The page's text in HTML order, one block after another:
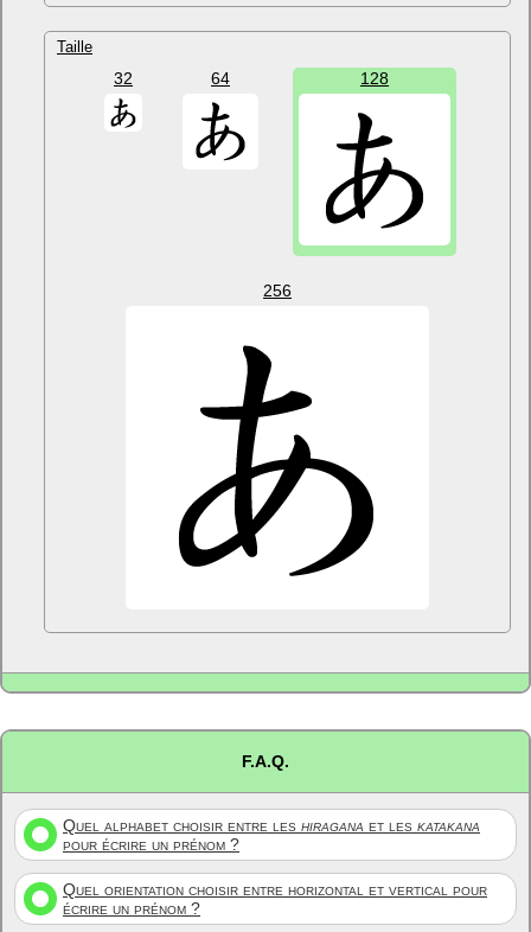
Taille
32 64 128
256
F.A.Q.
Quel alphabet choisir entre les hiragana et les katakana
pour écrire un prénom ?
Quel orientation choisir entre horizontal et vertical pour
écrire un prénom ?